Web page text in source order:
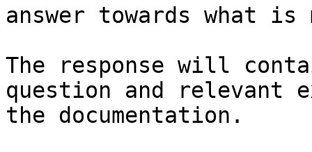
answer towards what
The response will
question and relevant
the documentation.